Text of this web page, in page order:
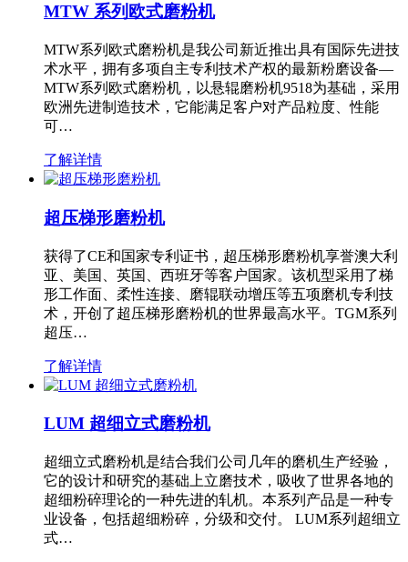
MTW 系列欧式磨粉机
MTW系列欧式磨粉机是我公司新近推出具有国际先进技
术水平，拥有多项自主专利技术产权的最新粉磨设备—
MTW系列欧式磨粉机，以悬辊磨粉机9518为基础，采用
欧洲先进制造技术，它能满足客户对产品粒度、性能
可…
了解详情
超压梯形磨粉机
获得了CE和国家专利证书，超压梯形磨粉机享誉澳大利
亚、美国、英国、西班牙等客户国家。该机型采用了梯
形工作面、柔性连接、磨辊联动增压等五项磨机专利技
术，开创了超压梯形磨粉机的世界最高水平。TGM系列
超压…
了解详情
LUM 超细立式磨粉机
超细立式磨粉机是结合我们公司几年的磨机生产经验，
它的设计和研究的基础上立磨技术，吸收了世界各地的
超细粉碎理论的一种先进的轧机。本系列产品是一种专
业设备，包括超细粉碎，分级和交付。 LUM系列超细立
式…